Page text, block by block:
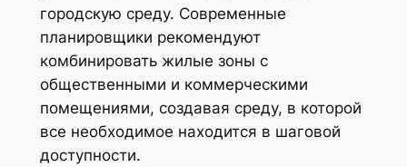
городскую среду. Современные
планировщики рекомендуют
комбинировать жилые зоны с
общественными и коммерческими
помещениями, создавая среду, в которой
все необходимое находится в шаговой
доступности.